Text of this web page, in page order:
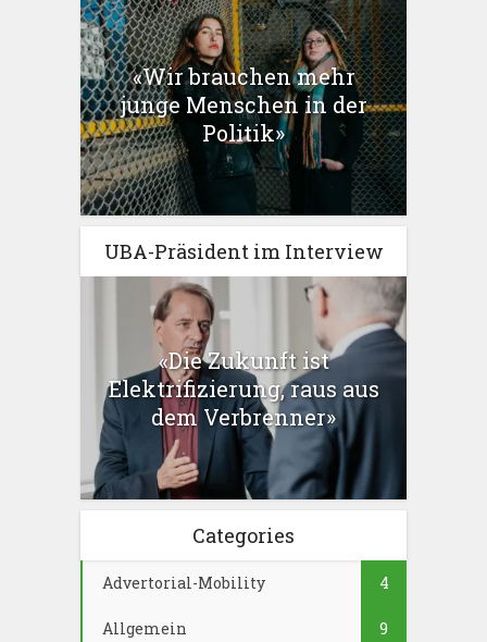
«Wir brauchen mehr
junge Menschen in der
Politik»
UBA-Präsident im Interview
«Die Zukunft ist
Elektrifizierung, raus aus
dem Verbrenner»
Categories
Advertorial-Mobility 4
Allgemein 9